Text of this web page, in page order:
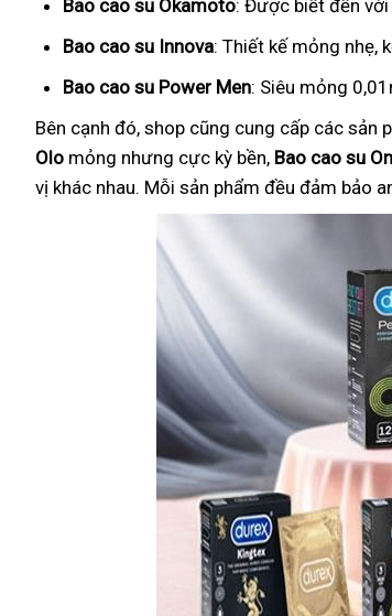
Bao cao su Okamoto: Được biết đến
Bao cao su Innova: Thiết kế mỏng nhẹ,
Bao cao su Power Men: Siêu mỏng
Bên cạnh đó, shop cũng cung cấp các sản
Olo mỏng nhưng cực kỳ bền, Bao cao su
vị khác nhau. Mỗi sản phẩm đều đảm bảo